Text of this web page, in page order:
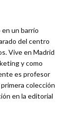
un barrio
del centro
Vive en Madrid
y como
es profesor
primera colección
en la editorial